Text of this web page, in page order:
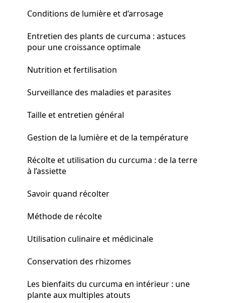
Conditions de lumière et d’arrosage
Entretien des plants de curcuma : astuces
pour une croissance optimale
Nutrition et fertilisation
Surveillance des maladies et parasites
Taille et entretien général
Gestion de la lumière et de la température
Récolte et utilisation du curcuma : de la terre
à l’assiette
Savoir quand récolter
Méthode de récolte
Utilisation culinaire et médicinale
Conservation des rhizomes
Les bienfaits du curcuma en intérieur : une
plante aux multiples atouts